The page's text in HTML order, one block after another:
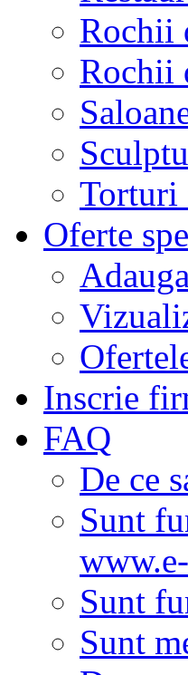
Rochii
Rochii
Torturi
Oferte
Inscrie
FAQ
De ce
Sunt
Sunt
Sunt